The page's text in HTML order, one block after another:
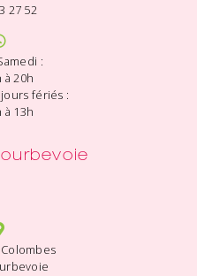
27 52
:
à 20h
fériés :
à 13h